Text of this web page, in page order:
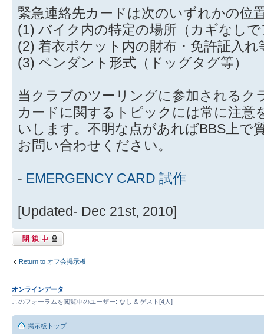
緊急連絡先カードは次のいずれかの位
(1) バイク内の特定の場所（カギなし
(2) 着衣ポケット内の財布・免許証入れ
(3) ペンダント形式（ドッグタグ等）
当クラブのツーリングに参加されるク
カードに関するトピックには常に注意
いします。不明な点があればBBS上で
お問い合わせください。
- EMERGENCY CARD 試作
[Updated- Dec 21st, 2010]
閉鎖中トピック
Return to オフ会掲示板
オンラインデータ
このフォーラムを閲覧中のユーザー: なし & ゲスト[4人]
掲示板トップ